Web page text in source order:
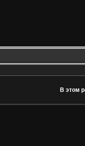
В этом